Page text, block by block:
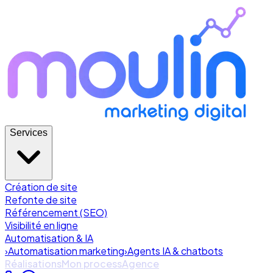
Services
Création de site
Refonte de site
Référencement (SEO)
Visibilité en ligne
Automatisation & IA
›Automatisation marketing›Agents IA & chatbots
RéalisationsMon processAgence